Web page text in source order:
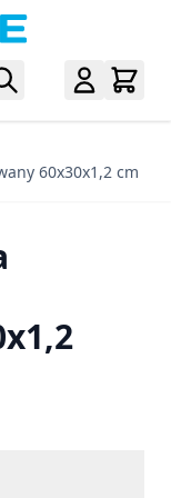
60x30x1,2 cm